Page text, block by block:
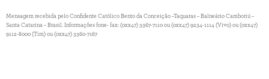
Mensagem recebida pelo Confidente Católico Bento da Conceição –Taquaras – Balneário Camboriú –
Santa Catarina – Brasil. Informações fone- fax: (0xx47) 3367-7110 ou (0xx47) 9234-1114 (Vivo) ou (0xx47)
9112-8000 (Tim) ou (0xx47) 3360-7167